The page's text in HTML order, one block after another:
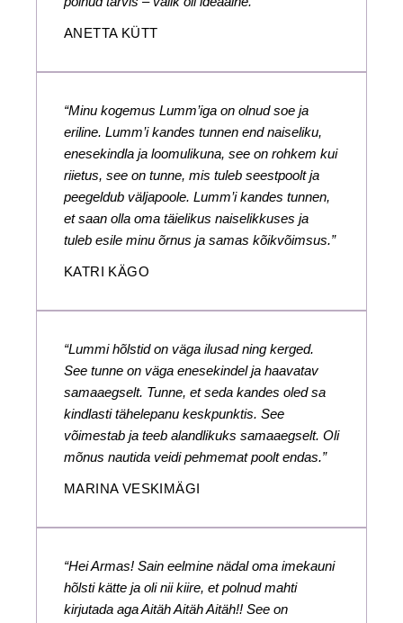
ANETTA KÜTT
“Minu kogemus Lumm’iga on olnud soe ja
eriline. Lumm’i kandes tunnen end naiseliku,
enesekindla ja loomulikuna, see on rohkem kui
riietus, see on tunne, mis tuleb seestpoolt ja
peegeldub väljapoole. Lumm’i kandes tunnen,
et saan olla oma täielikus naiselikkuses ja
tuleb esile minu õrnus ja samas kõikvõimsus.”
KATRI KÄGO
“Lummi hõlstid on väga ilusad ning kerged.
See tunne on väga enesekindel ja haavatav
samaaegselt. Tunne, et seda kandes oled sa
kindlasti tähelepanu keskpunktis. See
võimestab ja teeb alandlikuks samaaegselt. Oli
mõnus nautida veidi pehmemat poolt endas.”
MARINA VESKIMÄGI
“Hei Armas! Sain eelmine nädal oma imekauni
hõlsti kätte ja oli nii kiire, et polnud mahti
kirjutada aga Aitäh Aitäh Aitäh!! See on